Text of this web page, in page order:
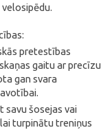
pretestības
gaitu ar precīzu
gan svara
savu šosejas vai
turpinātu treniņus